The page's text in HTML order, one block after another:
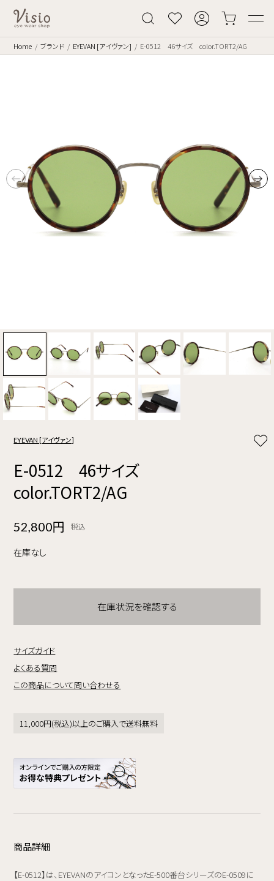
Home ブランド EYEVAN [アイヴァン] E-0512 46サイズ color.TORT2/AG
EYEVAN [アイヴァン]
E-0512 46サイズ
color.TORT2/AG
52,800円 税込
在庫なし
在庫状況を確認する
サイズガイド
よくある質問
この商品について問い合わせる
11,000円(税込)以上のご購入で送料無料
商品詳細
【E-0512】は、EYEVANのアイコンとなったE-500番台シリーズのE-0509に